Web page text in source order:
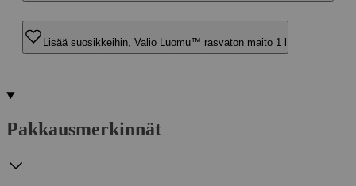
Lisää suosikkeihin, Valio Luomu™ rasvaton maito 1 l
Pakkausmerkinnät